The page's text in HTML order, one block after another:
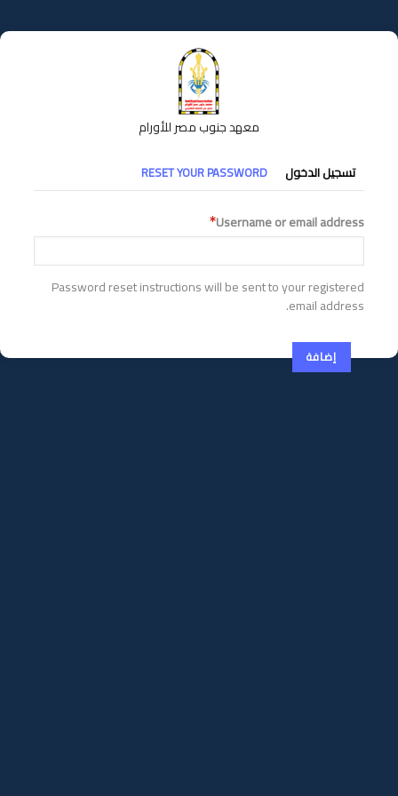
إلى
المحتوى
معهد جنوب مصر للأورام
التبويبات
الأساسية
تسجيل الدخول RESET YOUR PASSWORD
Username or email address
Password reset instructions will be sent to your registered
email address.